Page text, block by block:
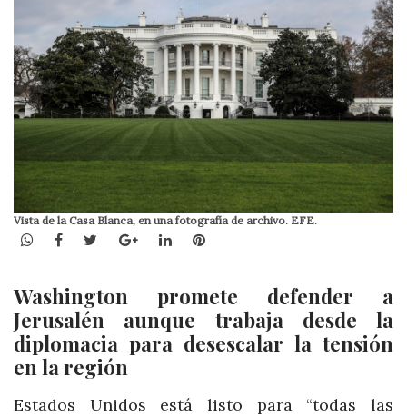
Vista de la Casa Blanca, en una fotografía de archivo. EFE.
WhatsApp
Facebook
TwitterGoogle+LinkedInPinterest
Washington promete defender a
Jerusalén aunque trabaja desde la
diplomacia para desescalar la tensión
en la región
Estados Unidos está listo para “todas las